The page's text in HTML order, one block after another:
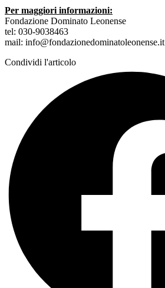
Per maggiori informazioni:
Fondazione Dominato Leonense
tel: 030-9038463
mail: info@fondazionedominatoleonense.it
Condividi l'articolo